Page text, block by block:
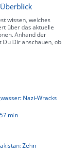
wissen, welches
über das aktuelle
Anhand der
Dir anschauen, ob
Nazi-Wracks
min
Zehn